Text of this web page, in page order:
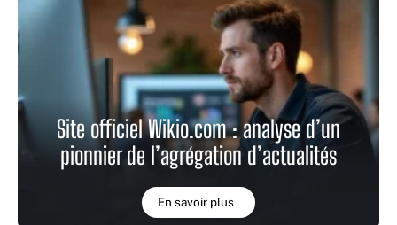
Site officiel Wikio.com : analyse d’un
pionnier de l’agrégation d’actualités
En savoir plus